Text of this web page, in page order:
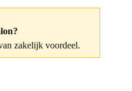
zakelijk voordeel.